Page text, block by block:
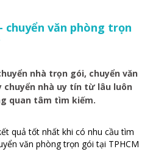
chuyển văn phòng trọn
nhà trọn gói, chuyển văn
nhà uy tín từ lâu luôn
quan tâm tìm kiếm.
quả tốt nhất khi có nhu cầu tìm
văn phòng trọn gói tại TPHCM